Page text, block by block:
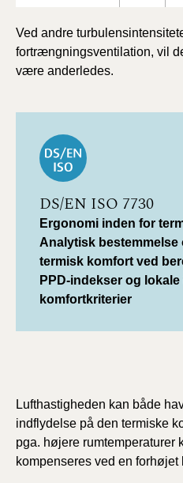
Ved andre
fortrængningsventilation, vil
være anderledes.
DS/EN ISO 7730
Ergonomi inden for
Analytisk
termisk komfort ved
PPD-indekser og
komfortkriterier
Lufthastigheden kan både
indflydelse på den termiske
pga. højere rumtemperaturer
kompenseres ved en forhøjet